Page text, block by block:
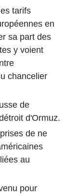
tarifs
en
sa part des
y voient
chancelier
de
d'Ormuz.
de ne
au
pour